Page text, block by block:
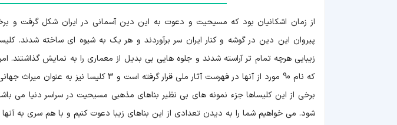
از زمان اشکانیان بود که مسیحیت و دعوت به این دین آسمانی در ایران شکل گرفت و
پیروان این دین در گوشه و کنار ایران سر برآوردند و هر یک به شیوه ای ساخته شدند.
که نام 90 مورد از آنها در فهرست آثار ملی قرار گرفته است و 3 کلیسا نیز به عنوان میراث جهانی شناخته می شوند.
برخی از این کلیساها جزء نمونه های بی نظیر بناهای مذهبی مسیحیت در سراسر دنیا می
شود. می خواهیم شما را به دیدن تعدادی از این بناهای زیبا دعوت کنیم و با هم سری به آنها